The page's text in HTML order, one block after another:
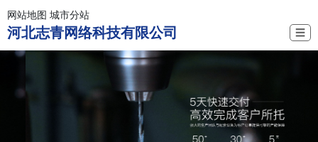
网站地图 城市分站
河北志青网络科技有限公司 ☰